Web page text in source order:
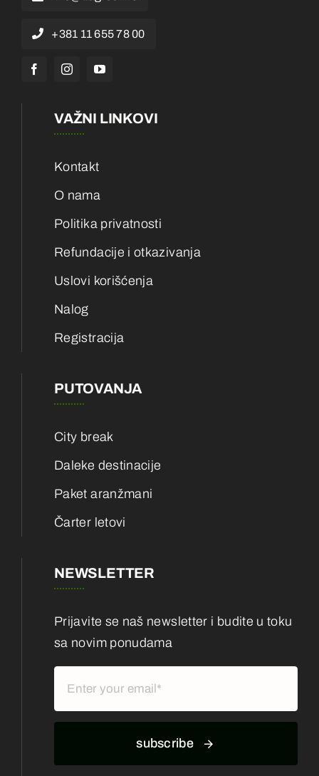
+381 11 655 78 00
VAŽNI LINKOVI
Kontakt
O nama
Politika privatnosti
Refundacije i otkazivanja
Uslovi korišćenja
Nalog
Registracija
PUTOVANJA
City break
Daleke destinacije
Paket aranžmani
Čarter letovi
NEWSLETTER
Prijavite se naš newsletter i budite u toku
sa novim ponudama
subscribe